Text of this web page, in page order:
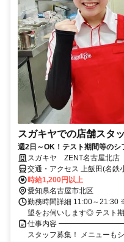
スガキヤでの店舗スタ
週2日～OK！テスト期間等のシ
スガキヤ ZENT名古屋北店
交通・アクセス 上飯田(名鉄
時給1,200円以上
愛知県名古屋市北区
勤務時間詳細 11:00～21:30
望をお伺いします◎ テスト期
仕事内容
スタッフ募集！ メニューも